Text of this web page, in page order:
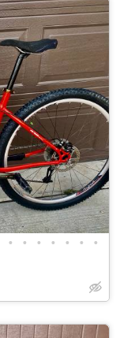
• • • • • • •